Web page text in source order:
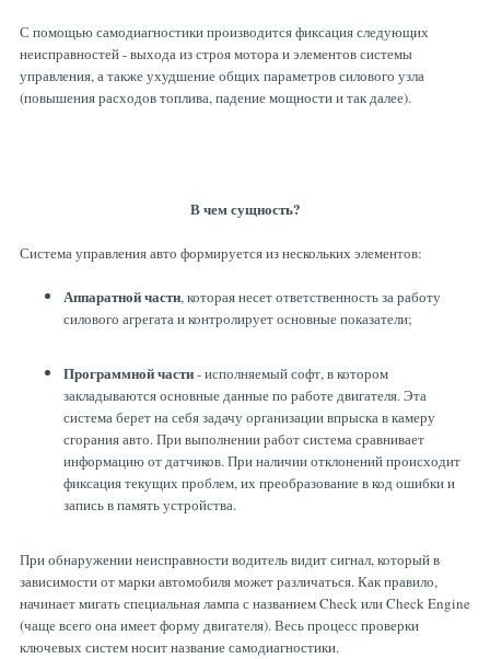
С помощью самодиагностики производится фиксация следующих
неисправностей - выхода из строя мотора и элементов системы
управления, а также ухудшение общих параметров силового узла
(повышения расходов топлива, падение мощности и так далее).
В чем сущность?
Система управления авто формируется из нескольких элементов:
Аппаратной части, которая несет ответственность за работу
силового агрегата и контролирует основные показатели;
Программной части- исполняемый софт, в котором
закладываются основные данные по работе двигателя. Эта
система берет на себя задачу организации впрыска в камеру
сгорания авто. При выполнении работ система сравнивает
информацию от датчиков. При наличии отклонений происходит
фиксация текущих проблем, их преобразование в код ошибки и
запись в память устройства.
При обнаружении неисправности водитель видит сигнал, который в
зависимости от марки автомобиля может различаться. Как правило,
начинает мигать специальная лампа с названием Check или Check Engine
(чаще всего она имеет форму двигателя). Весь процесс проверки
ключевых систем носит название самодиагностики.
Тормозная система
Автоэлектрика
ТОРМОЗНАЯ ЖИДКОСТЬ
АНТИФРИЗ
ТОРМОЗНЫЕ КОЛОДКИ
ТОРМОЗНЫЕ ДИСКИ